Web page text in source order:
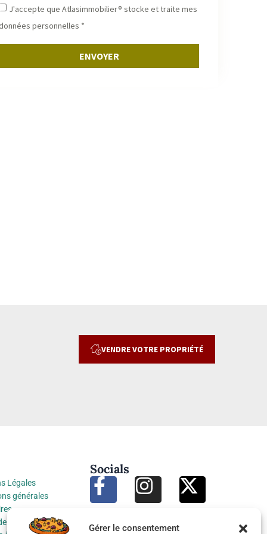
Gérer le consentement
J'accepte que Atlasimmobilier® stocke et traite mes
personnelles *
ENVOYER
VENDRE VOTRE PROPRIÉTÉ
Légales
générales
protection des
Socials